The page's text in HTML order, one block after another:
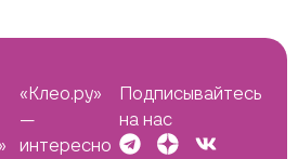
«Клео.ру»
—
интересно
Подписывайтесь
на нас